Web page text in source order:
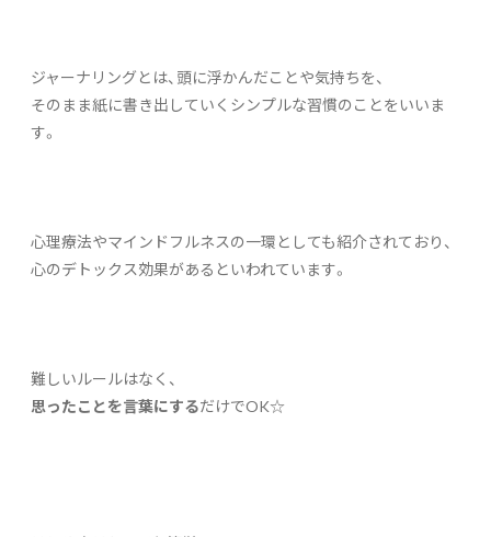
ジャーナリングとは、頭に浮かんだことや気持ちを、
そのまま紙に書き出していくシンプルな習慣のことをいいま
す。
心理療法やマインドフルネスの一環としても紹介されており、
心のデトックス効果があるといわれています。
難しいルールはなく、
思ったことを言葉にするだけでOK☆